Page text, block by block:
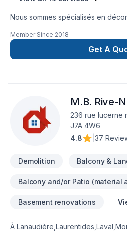
Nous sommes spécialisés en
l'isolation. Nous couvrons
Estrie, Centre du Québec, Grand
Lanaudière mais aussi, sur
agents immobiliers. Nous nous
évaluer sur place vos projets de
communiquer avec nous pour le
Member Since 2018
Get A
M.B. Rive-
236 rue lucerne
J7A 4W6
4.8
37
Demolition Balcony &
Balcony and/or Patio (material
Basement renovations
À